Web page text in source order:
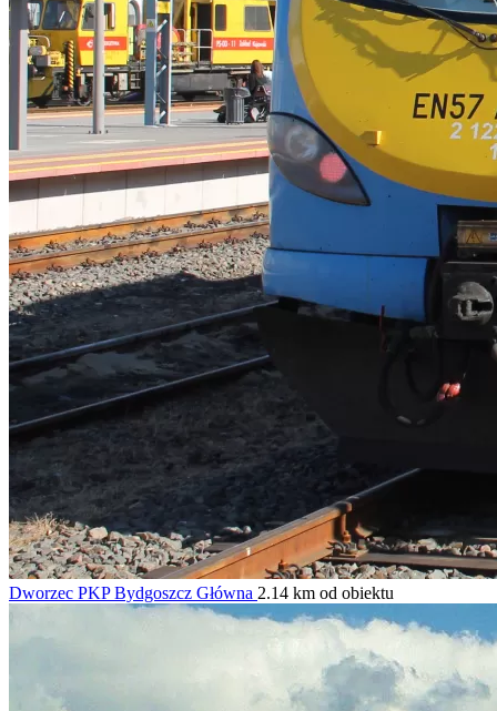
Dworzec PKP Bydgoszcz Główna 2.14 km od obiektu